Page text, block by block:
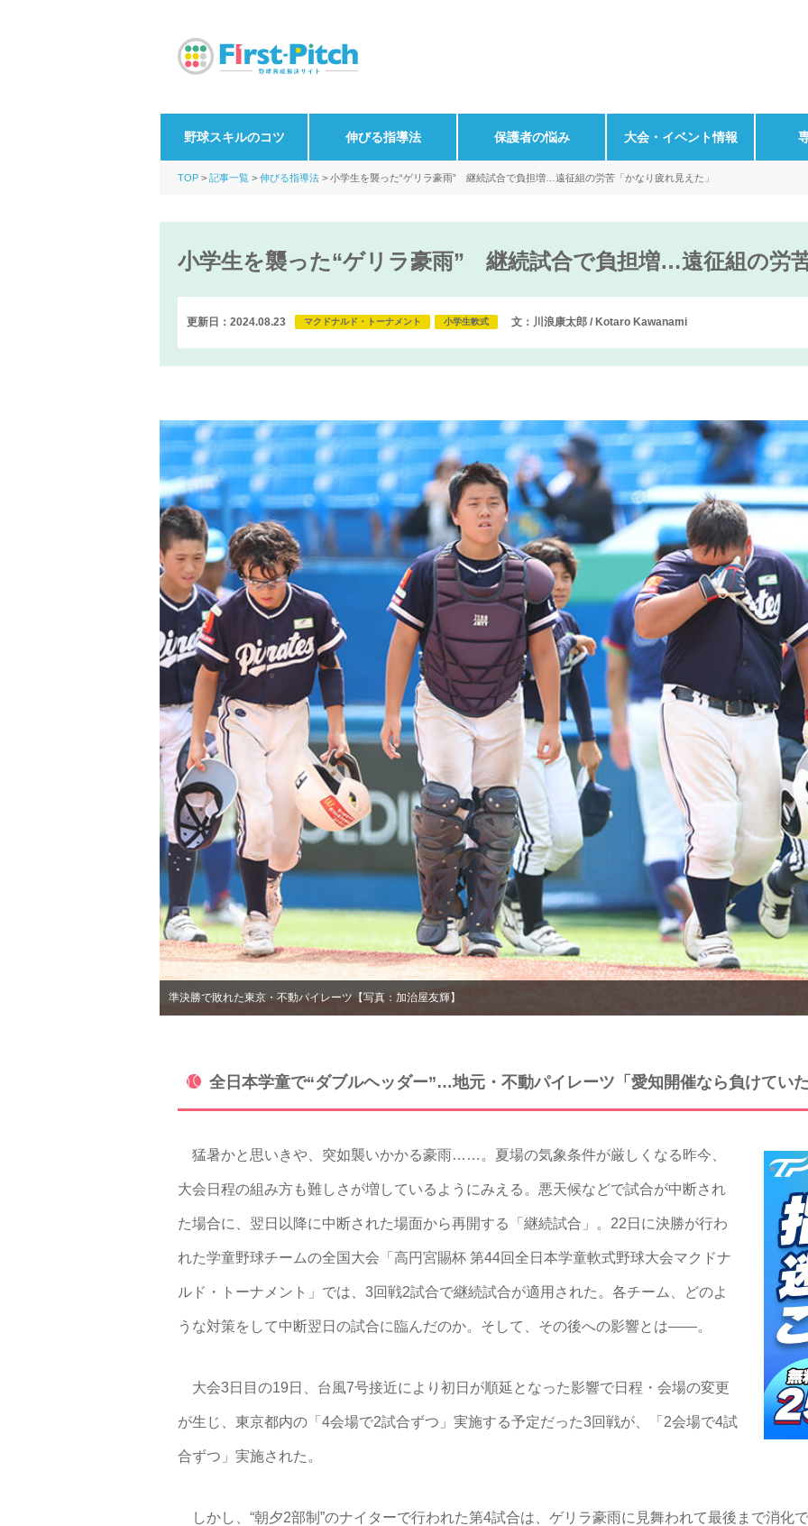
野球スキルのコツ 伸びる指導法 保護者の悩み 大会・イベント情報
TOP 記事一覧 伸びる指導法 小学生を襲った“ゲリラ豪雨” 継続試合で負担増…遠征組の労苦「かなり疲れ見えた」
小学生を襲った“ゲリラ豪雨” 継続試合で負担増…遠征組の労
更新日：2024.08.23 マクドナルド・トーナメント 小学生軟式 文：川浪康太郎 / Kotaro Kawanami
準決勝で敗れた東京・不動パイレーツ【写真：加治屋友輝】
全日本学童で“ダブルヘッダー”…地元・不動パイレーツ「愛知開催なら負けてい
猛暑かと思いきや、突如襲いかかる豪雨……。夏場の気象条件が厳しくなる昨今、
大会日程の組み方も難しさが増しているようにみえる。悪天候などで試合が中断され
た場合に、翌日以降に中断された場面から再開する「継続試合」。22日に決勝が行わ
れた学童野球チームの全国大会「高円宮賜杯 第44回全日本学童軟式野球大会マクドナ
ルド・トーナメント」では、3回戦2試合で継続試合が適用された。各チーム、どのよ
うな対策をして中断翌日の試合に臨んだのか。そして、その後への影響とは――。
大会3日目の19日、台風7号接近により初日が順延となった影響で日程・会場の変更
が生じ、東京都内の「4会場で2試合ずつ」実施する予定だった3回戦が、「2会場で4試
合ずつ」実施された。
しかし、“朝夕2部制”のナイターで行われた第4試合は、ゲリラ豪雨に見舞われて最後まで消化